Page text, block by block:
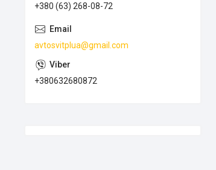
+380 (63) 268-08-72
avtosvitplua@gmail.com
+380632680872